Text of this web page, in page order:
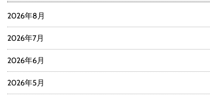
2026年8月
2026年7月
2026年6月
2026年5月